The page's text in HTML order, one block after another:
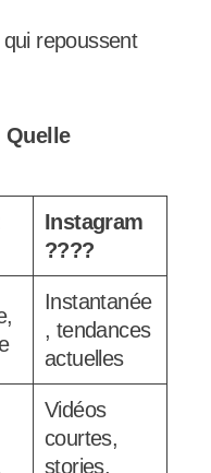
repoussent
Quelle
Instagram
????
Instantanée
, tendances
actuelles
Vidéos
courtes,
stories,